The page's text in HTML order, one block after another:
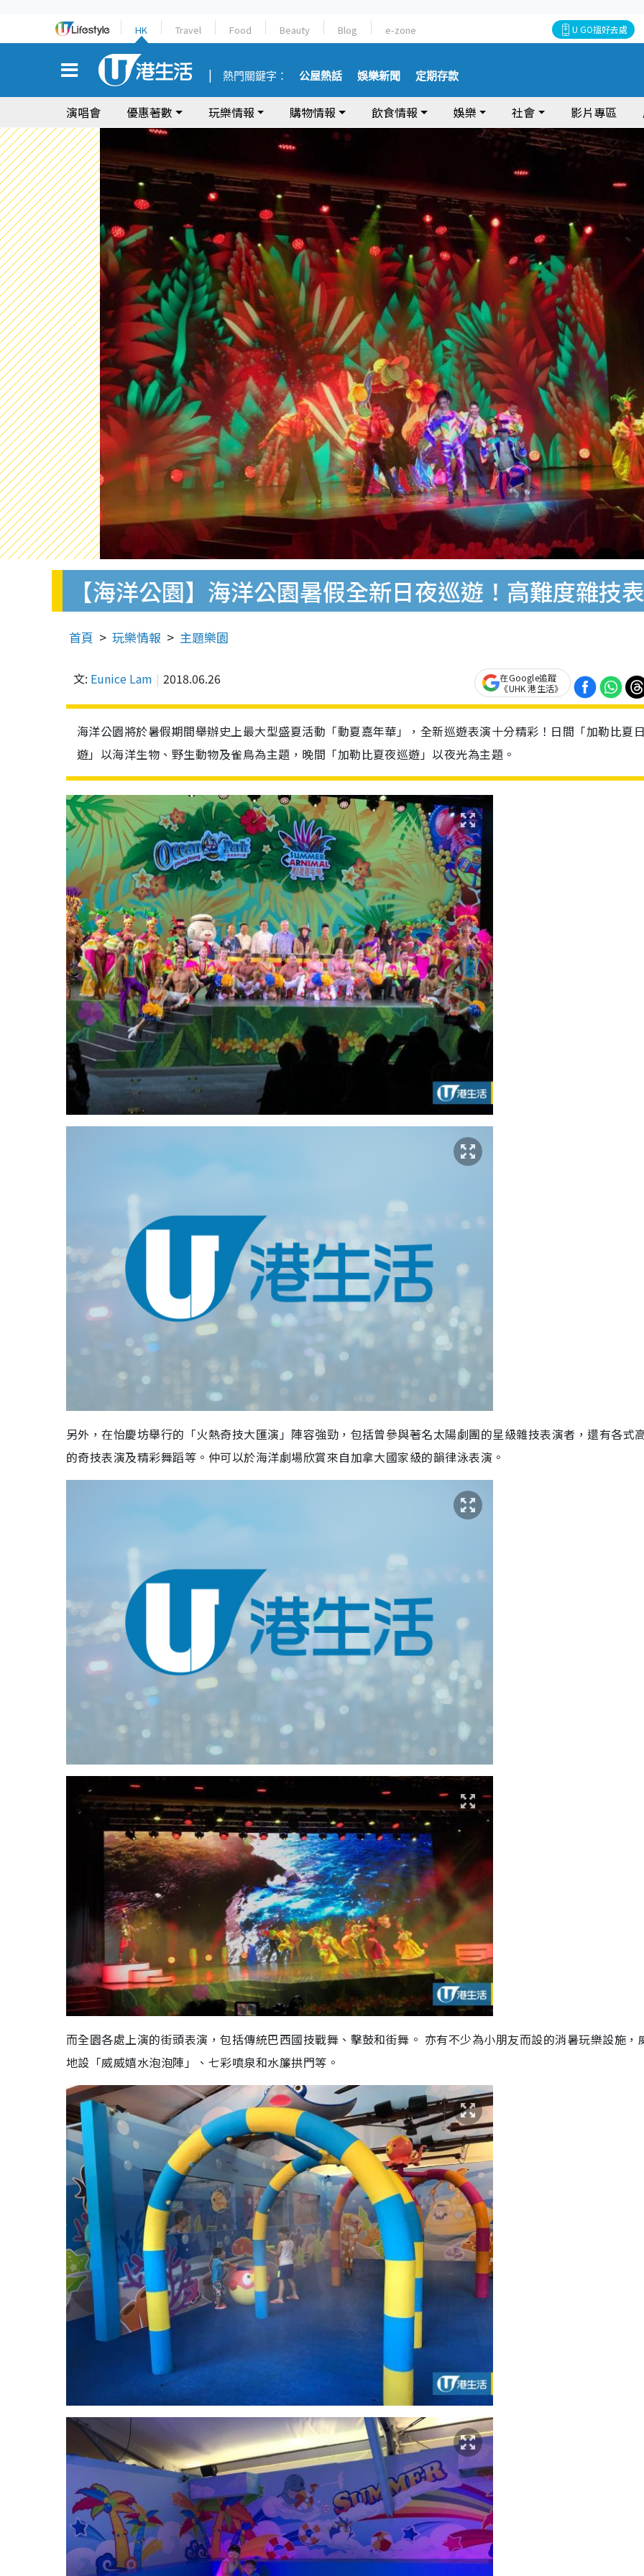
HK Travel Food Beauty Blog e-zone U GO搵好去處
熱門關鍵字： 公屋熱話 娛樂新聞 定期存款
演唱會 優惠著數 玩樂情報 購物情報 飲食情報 娛樂 社會 影片專區
【海洋公園】海洋公園暑假全新日夜巡遊！高難度雜技
首頁 玩樂情報 主題樂園
文: Eunice Lam 2018.06.26
在Google追蹤
《UHK 港生活》
海洋公園將於暑假期間舉辦史上最大型盛夏活動「動夏嘉年華」，全新巡遊表演十分精彩！日間「加勒比夏
遊」以海洋生物、野生動物及雀鳥為主題，晚間「加勒比夏夜巡遊」以夜光為主題。
另外，在怡慶坊舉行的「火熱奇技大匯演」陣容強勁，包括曾參與著名太陽劇團的星級雜技表演者，還有各式
的奇技表演及精彩舞蹈等。仲可以於海洋劇場欣賞來自加拿大國家級的韻律泳表演。
而全園各處上演的街頭表演，包括傳統巴西國技戰舞、擊鼓和街舞。 亦有不少為小朋友而設的消暑玩樂設施，
地設「威威嬉水泡泡陣」、七彩噴泉和水簾拱門等。